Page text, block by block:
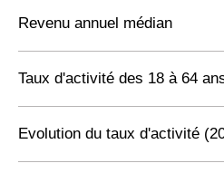
Revenu annuel médian
Taux d'activité des 18 à 64
Evolution du taux d'activité